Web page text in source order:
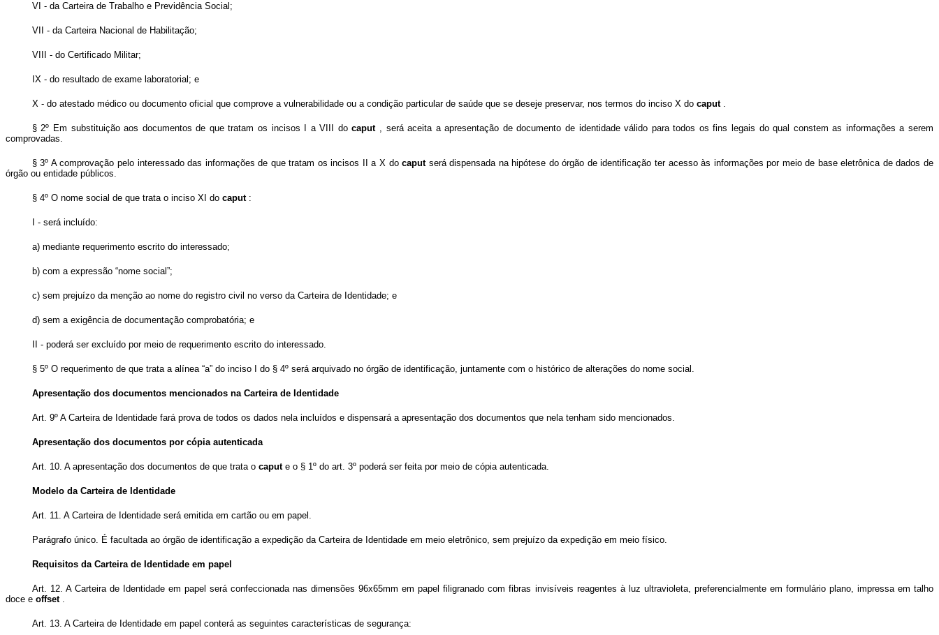
VI - da Carteira de Trabalho e Previdência Social;
VII - da Carteira Nacional de Habilitação;
VIII - do Certificado Militar;
IX - do resultado de exame laboratorial; e
X - do atestado médico ou documento oficial que comprove a vulnerabilidade ou a condição particular de saúde que se deseje preservar, nos termos do inciso X do caput .
§ 2º Em substituição aos documentos de que tratam os incisos I a VIII docaput , será aceita a apresentação de documento de identidade válido para todos os fins legais do qual constem as informações a serem
comprovadas.
§ 3º A comprovação pelo interessado das informações de que tratam os incisos II a X docaput será dispensada na hipótese do órgão de identificação ter acesso às informações por meio de base eletrônica de dados de
órgão ou entidade públicos.
§ 4º O nome social de que trata o inciso XI do caput :
I - será incluído:
a) mediante requerimento escrito do interessado;
b) com a expressão “nome social”;
c) sem prejuízo da menção ao nome do registro civil no verso da Carteira de Identidade; e
d) sem a exigência de documentação comprobatória; e
II - poderá ser excluído por meio de requerimento escrito do interessado.
§ 5º O requerimento de que trata a alínea “a” do inciso I do § 4º será arquivado no órgão de identificação, juntamente com o histórico de alterações do nome social.
Apresentação dos documentos mencionados na Carteira de Identidade
Art. 9º A Carteira de Identidade fará prova de todos os dados nela incluídos e dispensará a apresentação dos documentos que nela tenham sido mencionados.
Apresentação dos documentos por cópia autenticada
Art. 10. A apresentação dos documentos de que trata o caput e o § 1º do art. 3º poderá ser feita por meio de cópia autenticada.
Modelo da Carteira de Identidade
Art. 11. A Carteira de Identidade será emitida em cartão ou em papel.
Parágrafo único. É facultada ao órgão de identificação a expedição da Carteira de Identidade em meio eletrônico, sem prejuízo da expedição em meio físico.
Requisitos da Carteira de Identidade em papel
Art. 12. A Carteira de Identidade em papel será confeccionada nas dimensões 96x65mm em papel filigranado com fibras invisíveis reagentes à luz ultravioleta, preferencialmente em formulário plano, impressa em talho
doce e offset .
Art. 13. A Carteira de Identidade em papel conterá as seguintes características de segurança: